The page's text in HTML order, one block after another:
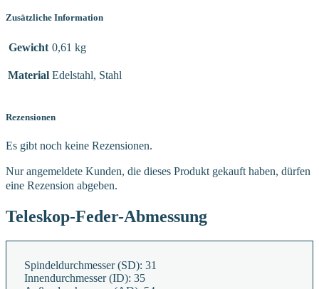
Zusätzliche Information
Gewicht 0,61 kg
Material Edelstahl, Stahl
Rezensionen
Es gibt noch keine Rezensionen.
Nur angemeldete Kunden, die dieses Produkt gekauft haben, dürfen
eine Rezension abgeben.
Teleskop-Feder-Abmessung
Spindeldurchmesser (SD): 31
Innendurchmesser (ID): 35